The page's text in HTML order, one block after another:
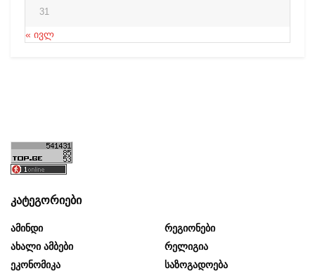
31
« ივლ
კატეგორიები
Ამინდი
Ახალი Ამბები
Ეკონომიკა
Რეგიონები
Რელიგია
Საზოგადოება